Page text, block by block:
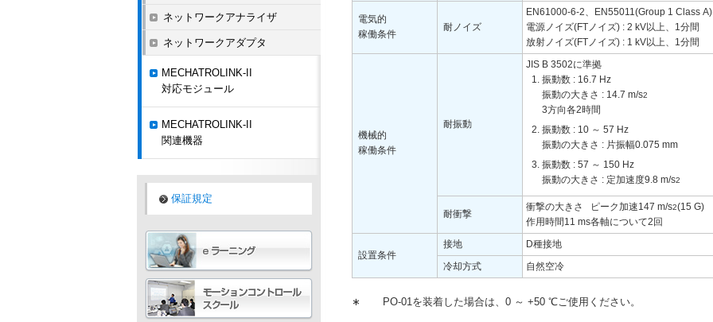
電気的
稼働条件
耐ノイズ
EN61000-6-2、EN55011(Group 1 Class
電源ノイズ(FTノイズ) : 2 kV以上、1分間
放射ノイズ(FTノイズ) : 1 kV以上、1分間
機械的
稼働条件
耐振動
JIS B 3502に準拠
振動数 : 16.7 Hz
振動の大きさ : 14.7 m/s2
3方向各2時間
振動数 : 10 ～ 57 Hz
振動の大きさ : 片振幅0.075 mm
振動数 : 57 ～ 150 Hz
振動の大きさ : 定加速度9.8 m/s2
耐衝撃
衝撃の大きさ ピーク加速147 m/s2(15 G)
作用時間11 ms各軸について2回
設置条件
接地
D種接地
冷却方式
自然空冷
∗ PO-01を装着した場合は、0 ～ +50 ℃ご使用ください。
ネットワークアナライザ
ネットワークアダプタ
MECHATROLINK-II
対応モジュール
MECHATROLINK-II
関連機器
保証規定